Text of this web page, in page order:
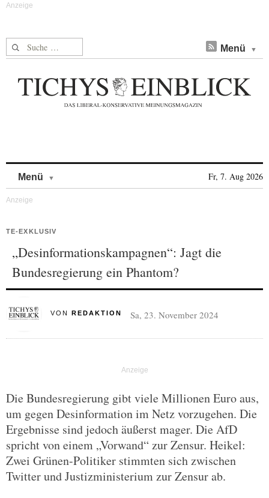
Suche nach: Menü
Menü Fr, 7. Aug 2026
TE-EXKLUSIV
„Desinformationskampagnen“: Jagt die
Bundesregierung ein Phantom?
VON REDAKTION Sa, 23. November 2024
Die Bundesregierung gibt viele Millionen Euro aus,
um gegen Desinformation im Netz vorzugehen. Die
Ergebnisse sind jedoch äußerst mager. Die AfD
spricht von einem „Vorwand“ zur Zensur. Heikel:
Zwei Grünen-Politiker stimmten sich zwischen
Twitter und Justizministerium zur Zensur ab.